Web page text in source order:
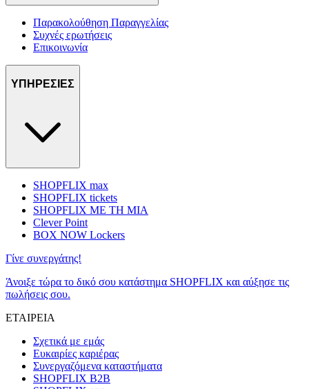
Παρακολούθηση Παραγγελίας
Συχνές ερωτήσεις
Επικοινωνία
ΥΠΗΡΕΣΙΕΣ
SHOPFLIX max
SHOPFLIX tickets
SHOPFLIX ΜΕ ΤΗ ΜΙΑ
Clever Point
BOX NOW Lockers
Γίνε συνεργάτης!
Άνοιξε τώρα το δικό σου κατάστημα SHOPFLIX και αύξησε τις
πωλήσεις σου.
ΕΤΑΙΡΕΙΑ
Σχετικά με εμάς
Ευκαιρίες καριέρας
Συνεργαζόμενα καταστήματα
SHOPFLIX B2B